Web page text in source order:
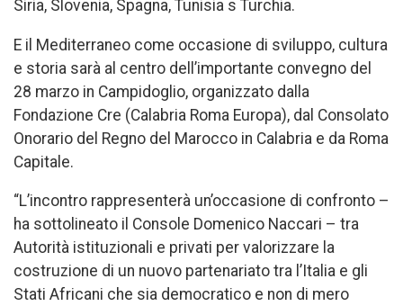
Siria, Slovenia, Spagna, Tunisia s Turchia.
E il Mediterraneo come occasione di sviluppo, cultura
e storia sarà al centro dell’importante convegno del
28 marzo in Campidoglio, organizzato dalla
Fondazione Cre (Calabria Roma Europa), dal Consolato
Onorario del Regno del Marocco in Calabria e da Roma
Capitale.
“L’incontro rappresenterà un’occasione di confronto –
ha sottolineato il Console Domenico Naccari – tra
Autorità istituzionali e privati per valorizzare la
costruzione di un nuovo partenariato tra l’Italia e gli
Stati Africani che sia democratico e non di mero